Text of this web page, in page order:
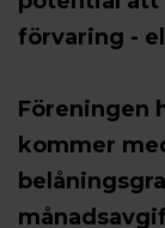
förvaring -
Föreningen
kommer